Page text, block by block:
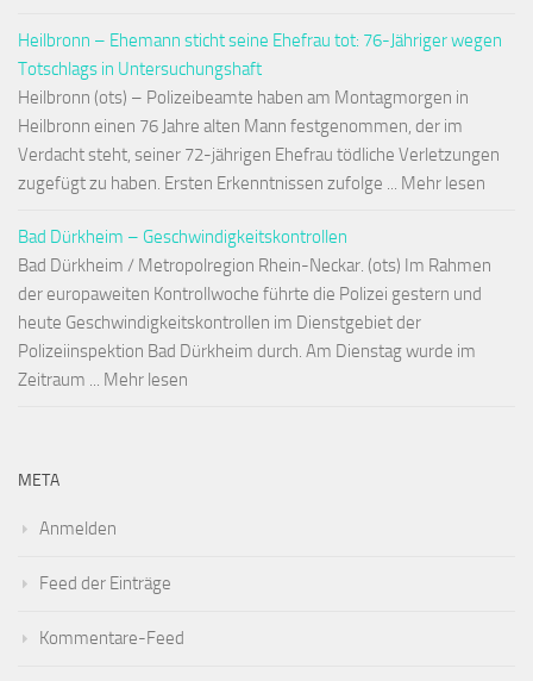
Heilbronn – Ehemann sticht seine Ehefrau tot: 76-Jähriger wegen
Totschlags in Untersuchungshaft
Heilbronn (ots) – Polizeibeamte haben am Montagmorgen in
Heilbronn einen 76 Jahre alten Mann festgenommen, der im
Verdacht steht, seiner 72-jährigen Ehefrau tödliche Verletzungen
zugefügt zu haben. Ersten Erkenntnissen zufolge ... Mehr lesen
Bad Dürkheim – Geschwindigkeitskontrollen
Bad Dürkheim / Metropolregion Rhein-Neckar. (ots) Im Rahmen
der europaweiten Kontrollwoche führte die Polizei gestern und
heute Geschwindigkeitskontrollen im Dienstgebiet der
Polizeiinspektion Bad Dürkheim durch. Am Dienstag wurde im
Zeitraum ... Mehr lesen
META
Anmelden
Feed der Einträge
Kommentare-Feed